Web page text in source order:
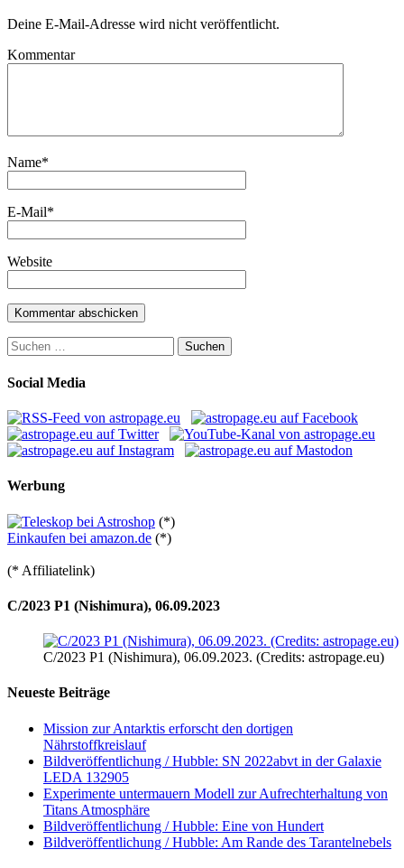
Deine E-Mail-Adresse wird nicht veröffentlicht.
Kommentar
Name*
E-Mail*
Website
Suchen
nach:
Social Media
Werbung
(*)
Einkaufen bei amazon.de (*)
(* Affiliatelink)
C/2023 P1 (Nishimura), 06.09.2023
C/2023 P1 (Nishimura), 06.09.2023. (Credits: astropage.eu)
Neueste Beiträge
Mission zur Antarktis erforscht den dortigen
Nährstoffkreislauf
Bildveröffentlichung / Hubble: SN 2022abvt in der Galaxie
LEDA 132905
Experimente untermauern Modell zur Aufrechterhaltung von
Titans Atmosphäre
Bildveröffentlichung / Hubble: Eine von Hundert
Bildveröffentlichung / Hubble: Am Rande des Tarantelnebels